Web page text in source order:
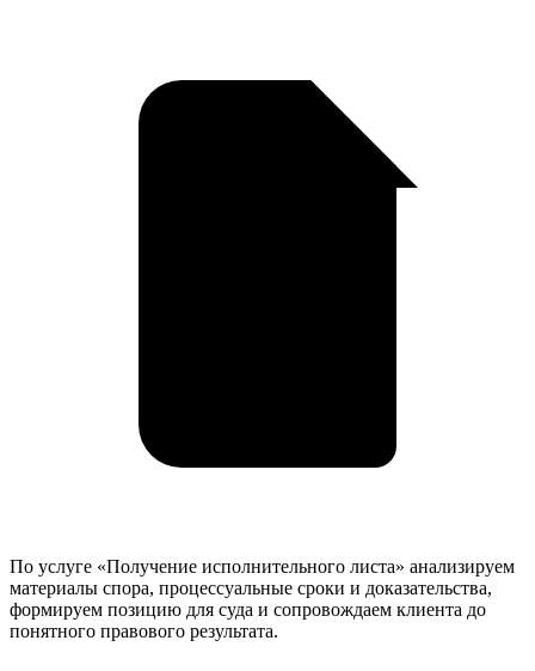
По услуге «Получение исполнительного листа» анализируем
материалы спора, процессуальные сроки и доказательства,
формируем позицию для суда и сопровождаем клиента до
понятного правового результата.